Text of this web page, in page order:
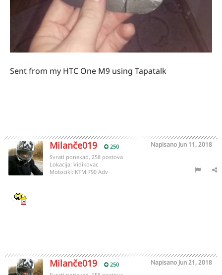
Sent from my HTC One M9 using Tapatalk
Milanče019 250 Napisano Jun 11, 2018
Svrati ponekad, 258 postova
Lokacija: Vidikovac
Motocikl: KTM 790 Adv
Milanče019 250 Napisano Jun 21, 2018